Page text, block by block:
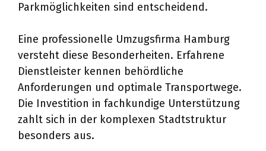
Parkmöglichkeiten sind entscheidend.
Eine professionelle Umzugsfirma Hamburg
versteht diese Besonderheiten. Erfahrene
Dienstleister kennen behördliche
Anforderungen und optimale Transportwege.
Die Investition in fachkundige Unterstützung
zahlt sich in der komplexen Stadtstruktur
besonders aus.